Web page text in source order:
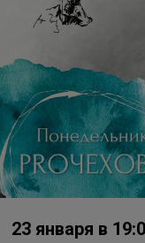
23 января в